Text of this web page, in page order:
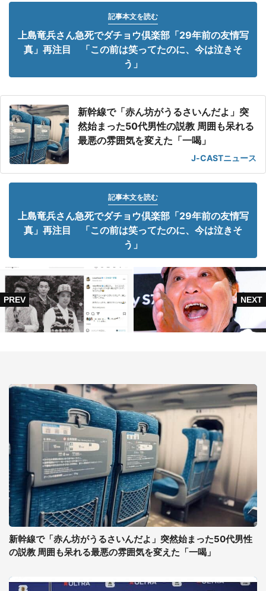
記事本文を読む
上島竜兵さん急死でダチョウ倶楽部「29年前の友情写
真」再注目 「この前は笑ってたのに、今は泣きそ
う」
新幹線で「赤ん坊がうるさいんだよ」突
然始まった50代男性の説教 周囲も呆れる
最悪の雰囲気を変えた「一喝」
J-CASTニュース
記事本文を読む
上島竜兵さん急死でダチョウ倶楽部「29年前の友情写
真」再注目 「この前は笑ってたのに、今は泣きそ
う」
新幹線で「赤ん坊がうるさいんだよ」突然始まった50代男性
の説教 周囲も呆れる最悪の雰囲気を変えた「一喝」